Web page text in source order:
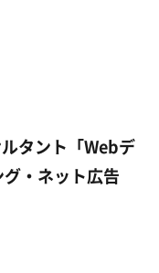
タント「Webデ
・ネット広告